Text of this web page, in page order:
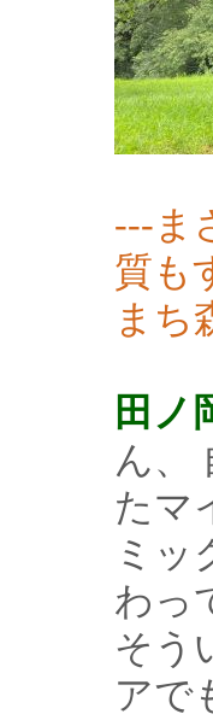
---ま
質も
まち
田ノ
ん、
たマ
ミッ
わっ
そう
アで